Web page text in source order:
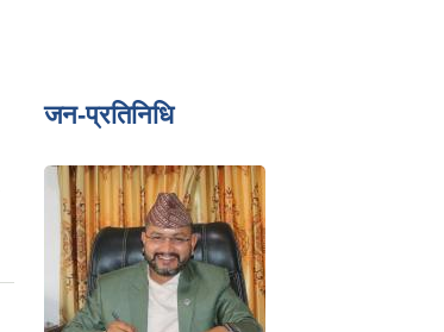
जन-प्रतिनिधि